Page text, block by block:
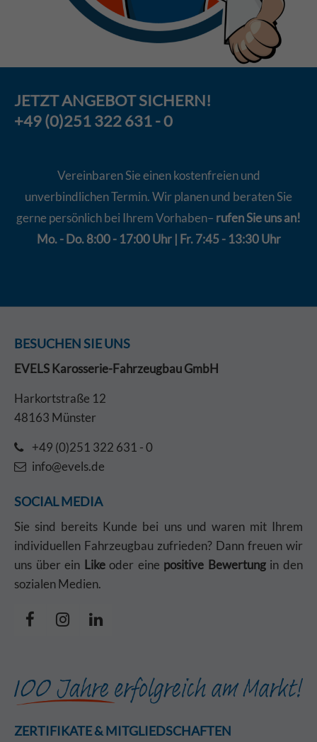
JETZTANGEBOTSICHERN!
+49 (0)251 322 631 - 0
Vereinbaren Sie einen kostenfreien und
unverbindlichen Termin. Wir planen und beraten Sie
gerne persönlich bei Ihrem Vorhaben– rufen Sie uns an!
Mo. - Do. 8:00 - 17:00 Uhr | Fr. 7:45 - 13:30 Uhr
BESUCHEN SIE UNS
EVELS Karosserie-Fahrzeugbau GmbH
Harkortstraße 12
48163 Münster
+49 (0)251 322 631 - 0
info@evels.de
SOCIAL MEDIA
Sie sind bereits Kunde bei uns und waren mit Ihrem
individuellen Fahrzeugbau zufrieden? Dann freuen wir
uns über ein Likeoder eine positive Bewertungin den
sozialen Medien.
ZERTIFIKATE & MITGLIEDSCHAFTEN